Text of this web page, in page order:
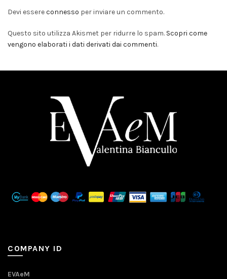
Devi essereconnesso per inviare un commento.
Questo sito utilizza Akismet per ridurre lo spam. Scopri come
vengono elaborati i dati derivati dai commenti.
COMPANY ID
EVAeM